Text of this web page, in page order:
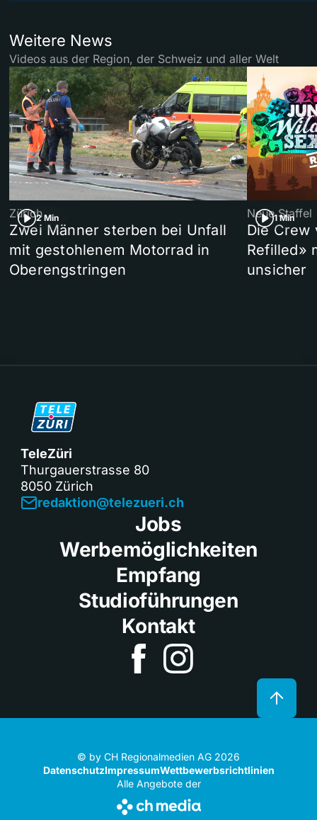
Weitere News
Videos aus der Region, der Schweiz und aller Welt
2 Min
Zürich
Zwei Männer sterben bei Unfall
mit gestohlenem Motorrad in
Oberengstringen
1 Min
Neue Staffel
Die Crew
Refilled»
unsicher
TeleZüri
Thurgauerstrasse 80
8050 Zürich
redaktion@telezueri.ch
Jobs
Werbemöglichkeiten
Empfang
Studioführungen
Kontakt
© by CH Regionalmedien AG 2026
DatenschutzImpressumWettbewerbsrichtlinien
Alle Angebote der